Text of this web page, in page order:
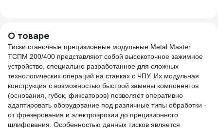
О товаре
Тиски станочные прецизионные модульные Metal Master
ТСПМ 200/400 представляют собой высокоточное зажимное
устройство, специально разработанное для сложных
технологических операций на станках с ЧПУ. Их модульная
конструкция с возможностью быстрой замены компонентов
(основания, губок, фиксаторов) позволяет оперативно
адаптировать оборудование под различные типы обработки -
от фрезерования и электроэрозии до прецизионного
шлифования. Особенностью данных тисков является